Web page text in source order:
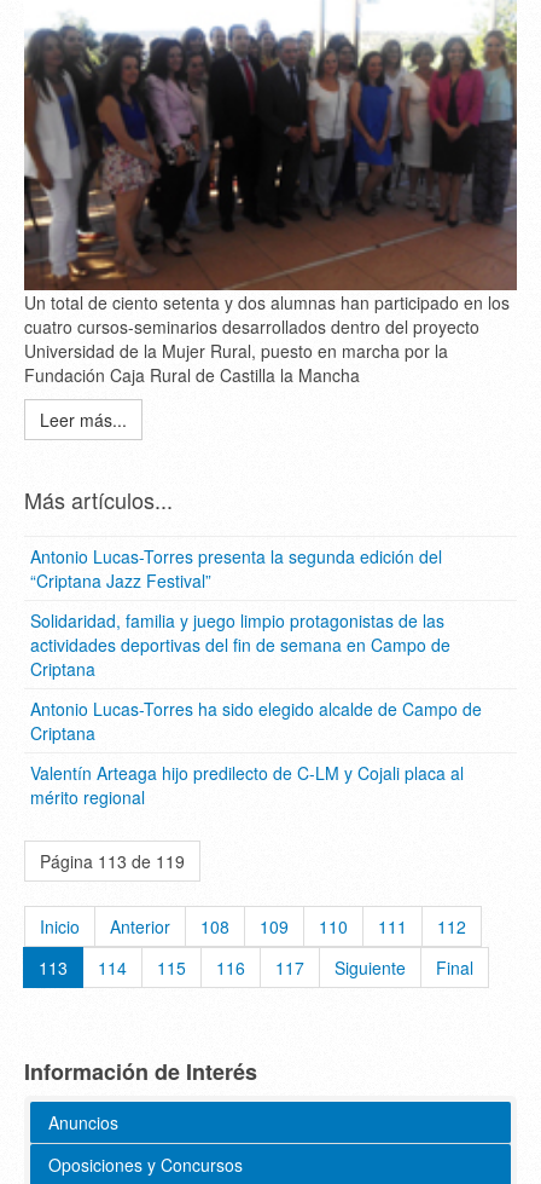
Un total de ciento setenta y dos alumnas han participado en los
cuatro cursos-seminarios desarrollados dentro del proyecto
Universidad de la Mujer Rural, puesto en marcha por la
Fundación Caja Rural de Castilla la Mancha
Leer más...
Más artículos...
Antonio Lucas-Torres presenta la segunda edición del
“Criptana Jazz Festival”
Solidaridad, familia y juego limpio protagonistas de las
actividades deportivas del fin de semana en Campo de
Criptana
Antonio Lucas-Torres ha sido elegido alcalde de Campo de
Criptana
Valentín Arteaga hijo predilecto de C-LM y Cojali placa al
mérito regional
Página 113 de 119
Inicio Anterior 108 109 110 111
112
113
114 115 116 117 Siguiente Final
Información de Interés
Anuncios
Oposiciones y Concursos